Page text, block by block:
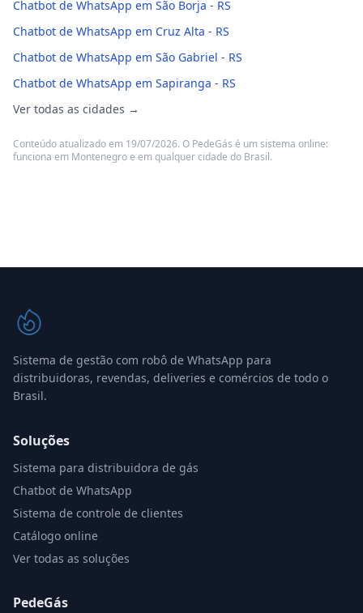
Chatbot de WhatsApp em São Borja - RS
Chatbot de WhatsApp em Cruz Alta - RS
Chatbot de WhatsApp em São Gabriel - RS
Chatbot de WhatsApp em Sapiranga - RS
Ver todas as cidades →
Conteúdo atualizado em 19/07/2026. O PedeGás é um sistema online:
funciona em Montenegro e em qualquer cidade do Brasil.
Sistema de gestão com robô de WhatsApp para
distribuidoras, revendas, deliveries e comércios de todo o
Brasil.
Soluções
Sistema para distribuidora de gás
Chatbot de WhatsApp
Sistema de controle de clientes
Catálogo online
Ver todas as soluções
PedeGás